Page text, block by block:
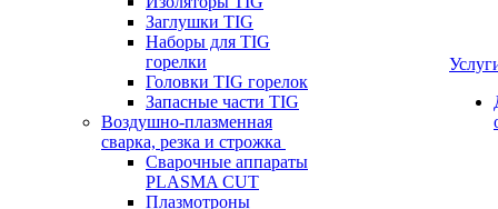
Заглушки TIG
Наборы для TIG
горелки
Головки TIG горелок
Запасные части TIG
Воздушно-плазменная
сварка, резка и строжка
Сварочные аппараты
PLASMA CUT
Плазмотроны